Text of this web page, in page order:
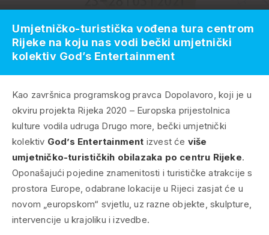
Kao završnica programskog pravca Dopolavoro, koji je u
okviru projekta Rijeka 2020 – Europska prijestolnica
kulture vodila udruga Drugo more, bečki umjetnički
kolektiv God’s Entertainment izvest će više
umjetničko-turističkih obilazaka po centru Rijeke.
Oponašajući pojedine znamenitosti i turističke atrakcije s
prostora Europe, odabrane lokacije u Rijeci zasjat će u
novom „europskom“ svjetlu, uz razne objekte, skulpture,
intervencije u krajoliku i izvedbe.
Umjetničko-turistička vođena tura centrom
Rijeke na koju nas vodi bečki umjetnički
kolektiv God’s Entertainment